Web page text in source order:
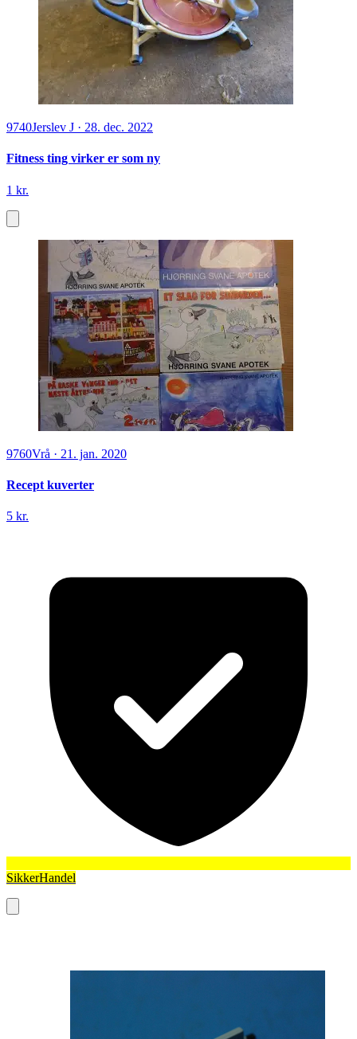
9740Jerslev J · 28. dec. 2022
Fitness ting virker er som ny
1 kr.
9760Vrå · 21. jan. 2020
Recept kuverter
5 kr.
SikkerHandel